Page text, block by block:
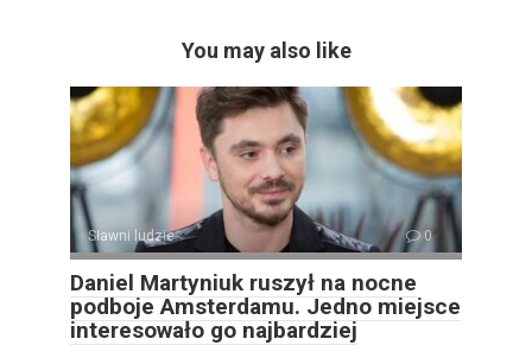
You may also like
Sławni ludzie 0
Daniel Martyniuk ruszył na nocne
podboje Amsterdamu. Jedno miejsce
interesowało go najbardziej